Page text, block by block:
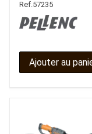
Ref. 57235
Ajouter au